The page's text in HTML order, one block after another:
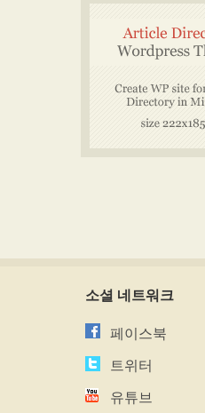
소셜 네트워크
페이스북
트위터
유튜브